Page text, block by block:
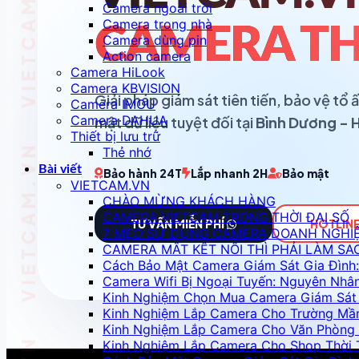
Camera ngoài trời
Camera trong nhà
Camera dùng pin
Action camera
Camera HiLook
Camera KBVISION
Camera IMOU
Camera DAHUA
Thiết bị lưu trữ
Thẻ nhớ
Bài viết
VIETCAM.VN
CHÀO MỪNG KHÁCH HÀNG
CAMERA VIETCAM TRONG THỜI ĐẠI SỐ
7 MẸO SỬ DỤNG CAMERA DOANH
CAMERA MẤT KẾT NỐI THÌ PHẢI LÀM
Cách Bảo Mật Camera Giám Sát Gia
Camera Wifi Bị Ngoại Tuyến: Nguyên
Kinh Nghiệm Chọn Mua Camera Giám
Kinh Nghiệm Lắp Camera Cho Trường
Kinh Nghiệm Lắp Camera Cho Văn
Kinh Nghiệm Lắp Camera Cho Shop Thời
CAMERA
Giải pháp giám sát tiên tiến, bảo vệ tổ
mật dữ liệu tuyệt đối tại Bình Dương -
Bảo hành 24T Lắp nhanh 2H Bảo mật
TƯ VẤN MIỄN PHÍ